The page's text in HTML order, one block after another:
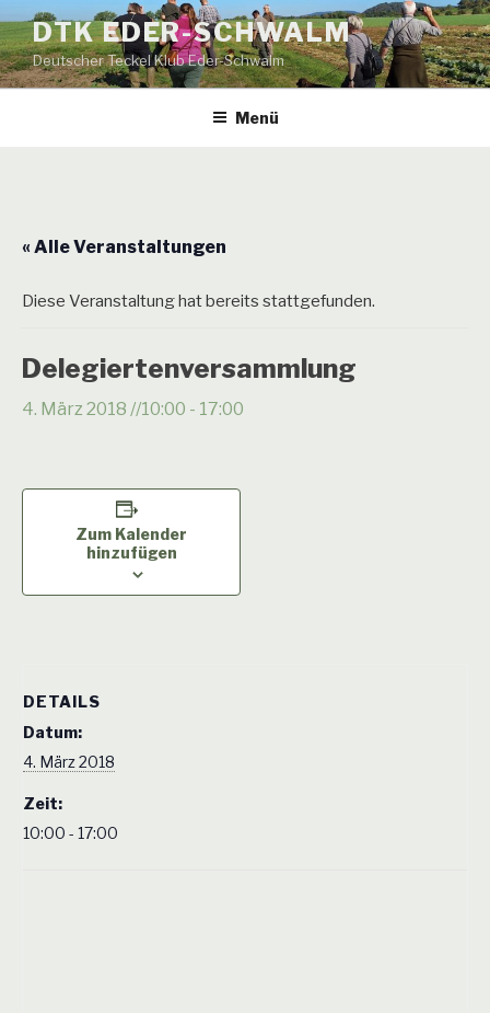
Inhalt
springen
DTK EDER-SCHWALM
Deutscher Teckel Klub Eder-Schwalm
Menü
« Alle Veranstaltungen
Diese Veranstaltung hat bereits stattgefunden.
Delegiertenversammlung
4. März 2018 //10:00 - 17:00
Zum Kalender
hinzufügen
DETAILS
Datum:
4. März 2018
Zeit:
10:00 - 17:00